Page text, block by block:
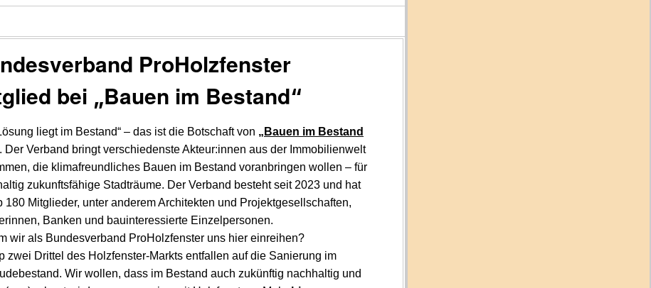
ProHolzfenster
bei „Bauen im Bestand“
liegt im Bestand“ – das ist die Botschaft von „Bauen im Bestand
. Der Verband bringt verschiedenste Akteur:innen aus der Immobilienwelt
die klimafreundliches Bauen im Bestand voranbringen wollen – für
zukunftsfähige Stadträume. Der Verband besteht seit 2023 und hat
180 Mitglieder, unter anderem Architekten und Projektgesellschaften,
Banken und bauinteressierte Einzelpersonen.
wir als Bundesverband ProHolzfenster uns hier einreihen?
zwei Drittel des Holzfenster-Markts entfallen auf die Sanierung im
Wir wollen, dass im Bestand auch zukünftig nachhaltig und